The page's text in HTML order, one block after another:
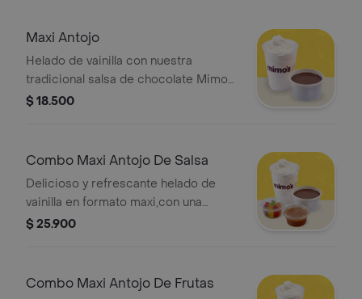
Maxi Antojo
Helado de vainilla con nuestra
tradicional salsa de chocolate Mimos,
ideal para los amantes del buen
$ 18.500
Combo Maxi Antojo De Salsa
Delicioso y refrescante helado de
vainilla en formato maxi,con una
exquisita capa de salsa.
$ 25.900
Combo Maxi Antojo De Frutas